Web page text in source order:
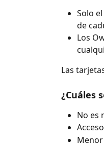
Solo
de
Los
Las
¿Cuáles
No es